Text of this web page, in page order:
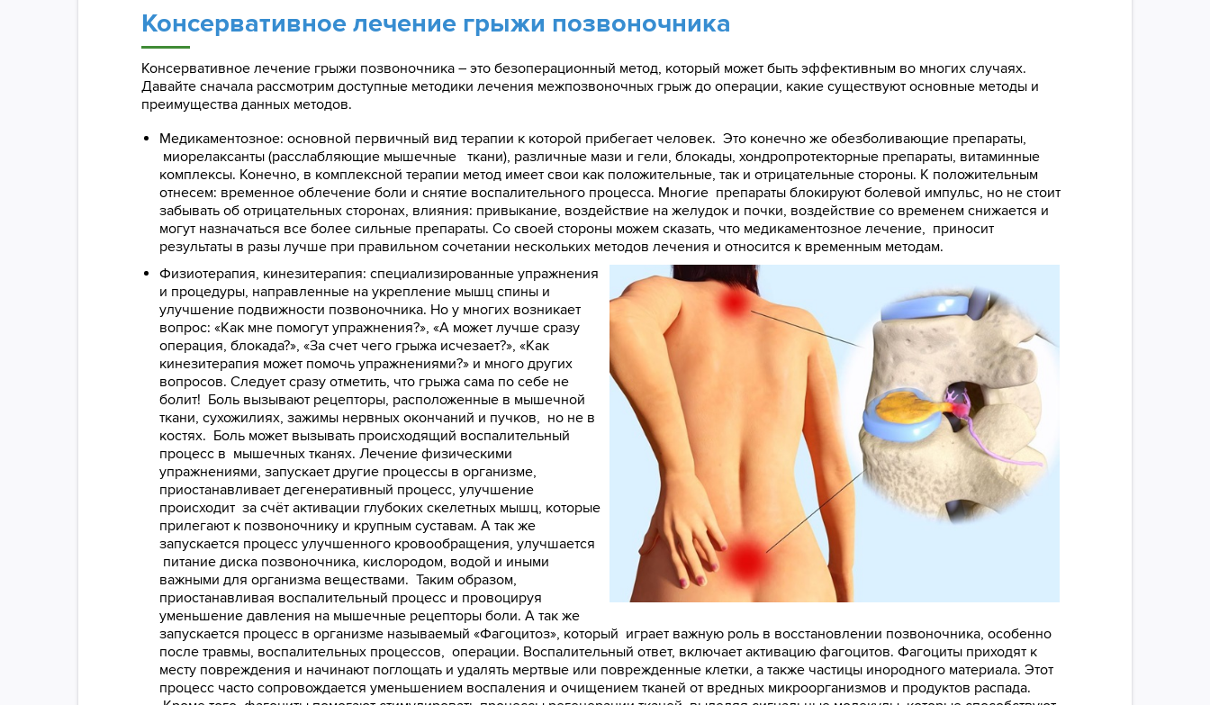
Консервативное лечение грыжи позвоночника
Консервативное лечение грыжи позвоночника – это безоперационный метод, который может быть эффективным во многих случаях.
Давайте сначала рассмотрим доступные методики лечения межпозвоночных грыж до операции, какие существуют основные методы и
преимущества данных методов.
Медикаментозное: основной первичный вид терапии к которой прибегает человек. Это конечно же обезболивающие препараты,
миорелаксанты (расслабляющие мышечные ткани), различные мази и гели, блокады, хондропротекторные препараты, витаминные
комплексы. Конечно, в комплексной терапии метод имеет свои как положительные, так и отрицательные стороны. К положительным
отнесем: временное облечение боли и снятие воспалительного процесса. Многие препараты блокируют болевой импульс, но не стоит
забывать об отрицательных сторонах, влияния: привыкание, воздействие на желудок и почки, воздействие со временем снижается и
могут назначаться все более сильные препараты. Со своей стороны можем сказать, что медикаментозное лечение, приносит
результаты в разы лучше при правильном сочетании нескольких методов лечения и относится к временным методам.
​​​​​​​Физиотерапия, кинезитерапия: специализированные упражнения
и процедуры, направленные на укрепление мышц спины и
улучшение подвижности позвоночника. Но у многих возникает
вопрос: «Как мне помогут упражнения?», «А может лучше сразу
операция, блокада?», «За счет чего грыжа исчезает?», «Как
кинезитерапия может помочь упражнениями?» и много других
вопросов. Следует сразу отметить, что грыжа сама по себе не
болит! Боль вызывают рецепторы, расположенные в мышечной
ткани, сухожилиях, зажимы нервных окончаний и пучков, но не в
костях. Боль может вызывать происходящий воспалительный
процесс в мышечных тканях. Лечение физическими
упражнениями, запускает другие процессы в организме,
приостанавливает дегенеративный процесс, улучшение
происходит за счёт активации глубоких скелетных мышц, которые
прилегают к позвоночнику и крупным суставам. А так же
запускается процесс улучшенного кровообращения, улучшается
питание диска позвоночника, кислородом, водой и иными
важными для организма веществами. Таким образом,
приостанавливая воспалительный процесс и провоцируя
уменьшение давления на мышечные рецепторы боли. А так же
запускается процесс в организме называемый «Фагоцитоз», который играет важную роль в восстановлении позвоночника, особенно
после травмы, воспалительных процессов, операции. Воспалительный ответ, включает активацию фагоцитов. Фагоциты приходят к
месту повреждения и начинают поглощать и удалять мертвые или поврежденные клетки, а также частицы инородного материала. Этот
процесс часто сопровождается уменьшением воспаления и очищением тканей от вредных микроорганизмов и продуктов распада.